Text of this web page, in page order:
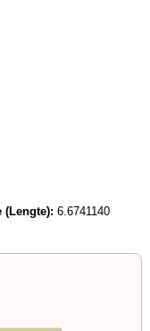
(Lengte): 6.6741140